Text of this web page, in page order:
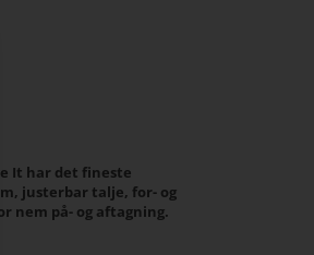
It har det fineste
justerbar talje, for- og
nem på- og aftagning.